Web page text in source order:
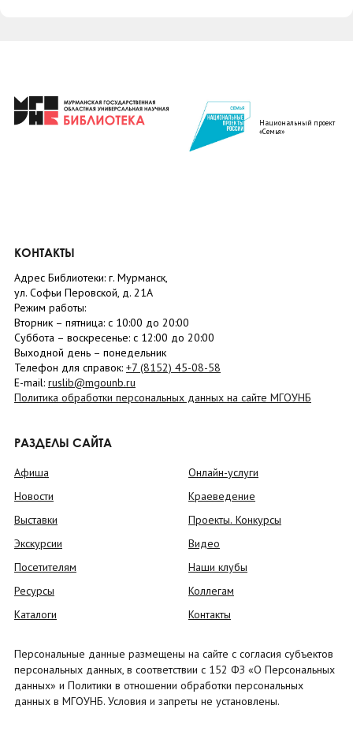
Национальный проект
«Семья»
КОНТАКТЫ
Адрес Библиотеки: г. Мурманск,
ул. Софьи Перовской, д. 21А
Режим работы:
Вторник – пятница: с 10:00 до 20:00
Суббота – воскресенье: c 12:00 до 20:00
Выходной день – понедельник
Телефон для справок: +7 (8152) 45-08-58
E-mail: ruslib@mgounb.ru
Политика обработки персональных данных на сайте МГОУНБ
РАЗДЕЛЫ САЙТА
Афиша
Новости
Выставки
Экскурсии
Посетителям
Ресурсы
Каталоги
Онлайн-услуги
Краеведение
Проекты. Конкурсы
Видео
Наши клубы
Коллегам
Контакты
Персональные данные размещены на сайте с согласия субъектов
персональных данных, в соответствии с 152 ФЗ «О Персональных
данных» и Политики в отношении обработки персональных
данных в МГОУНБ. Условия и запреты не установлены.